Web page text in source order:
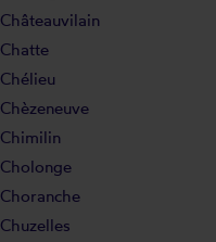
Châteauvilain
Chatte
Chélieu
Chèzeneuve
Chimilin
Cholonge
Choranche
Chuzelles